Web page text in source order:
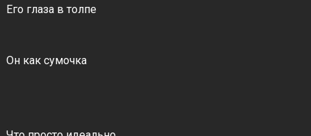
Его глаза в толпе
Он как сумочка